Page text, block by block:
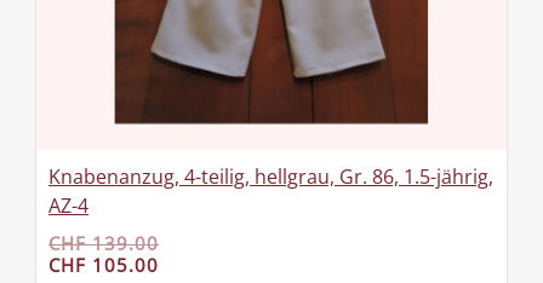
Knabenanzug, 4-teilig, hellgrau, Gr. 86, 1.5-jährig,
AZ-4
CHF 139.00
CHF 105.00